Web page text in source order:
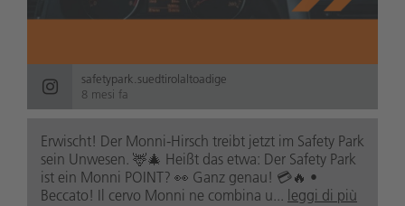
safetypark.suedtirolaltoadige
8 mesi fa
Erwischt! Der Monni-Hirsch treibt jetzt im Safety Park
sein Unwesen. 🦌🎄 Heißt das etwa: Der Safety Park
ist ein Monni POINT? 👀 Ganz genau! 💳🔥 •
Beccato! Il cervo Monni ne combina u... leggi di più